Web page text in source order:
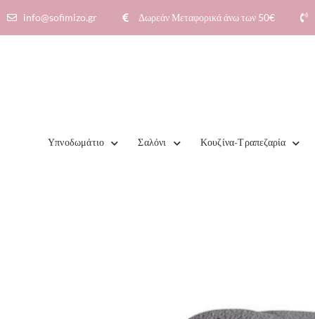
info@sofimizo.gr Δωρεάν Μεταφορικά άνω των 50€​
Υπνοδωμάτιο Σαλόνι Κουζίνα-Τραπεζαρία